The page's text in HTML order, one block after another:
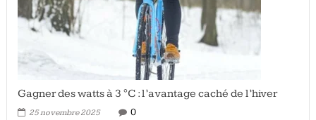
Gagner des watts à 3 °C : l’avantage caché de l’hiver
25 novembre 2025 0